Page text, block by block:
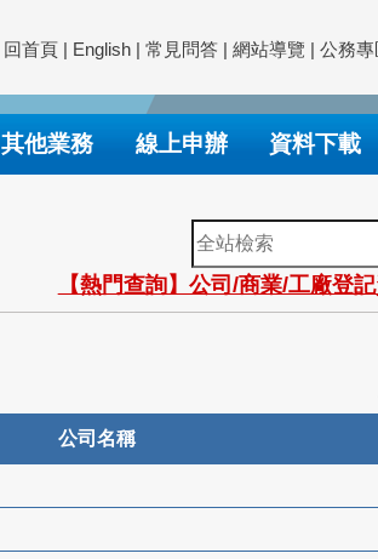
回首頁 | English | 常見問答 | 網站導覽 | 公務專
其他業務 線上申辦 資料下載
全
站
檢
索
【熱門查詢】公司/商業/工廠登
公司名稱